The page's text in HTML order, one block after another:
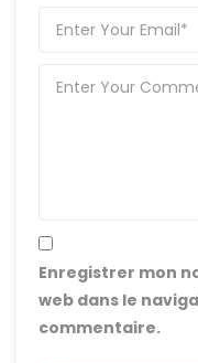
Enregistrer mon
web dans le
commentaire.